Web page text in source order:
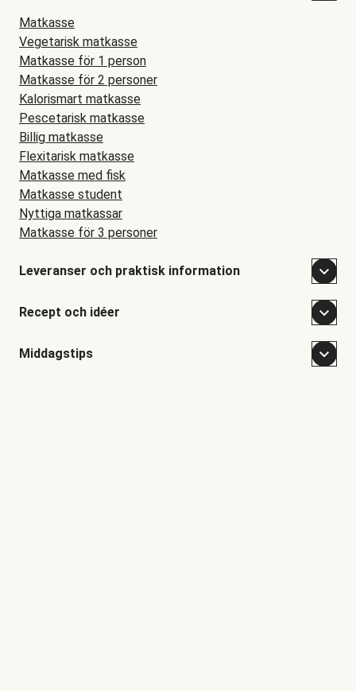
Matkasse
Vegetarisk matkasse
Matkasse för 1 person
Matkasse för 2 personer
Kalorismart matkasse
Pescetarisk matkasse
Billig matkasse
Flexitarisk matkasse
Matkasse med fisk
Matkasse student
Nyttiga matkassar
Matkasse för 3 personer
Leveranser och praktisk information
Recept och idéer
Middagstips